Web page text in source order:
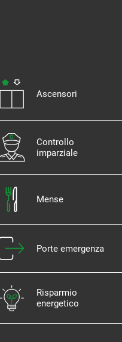
Ascensori
Controllo
imparziale
Mense
Porte emergenza
Risparmio
energetico